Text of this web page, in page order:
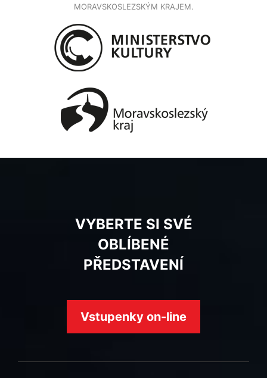
MORAVSKOSLEZSKÝM KRAJEM.
VYBERTE SI SVÉ
OBLÍBENÉ
PŘEDSTAVENÍ
Vstupenky on-line